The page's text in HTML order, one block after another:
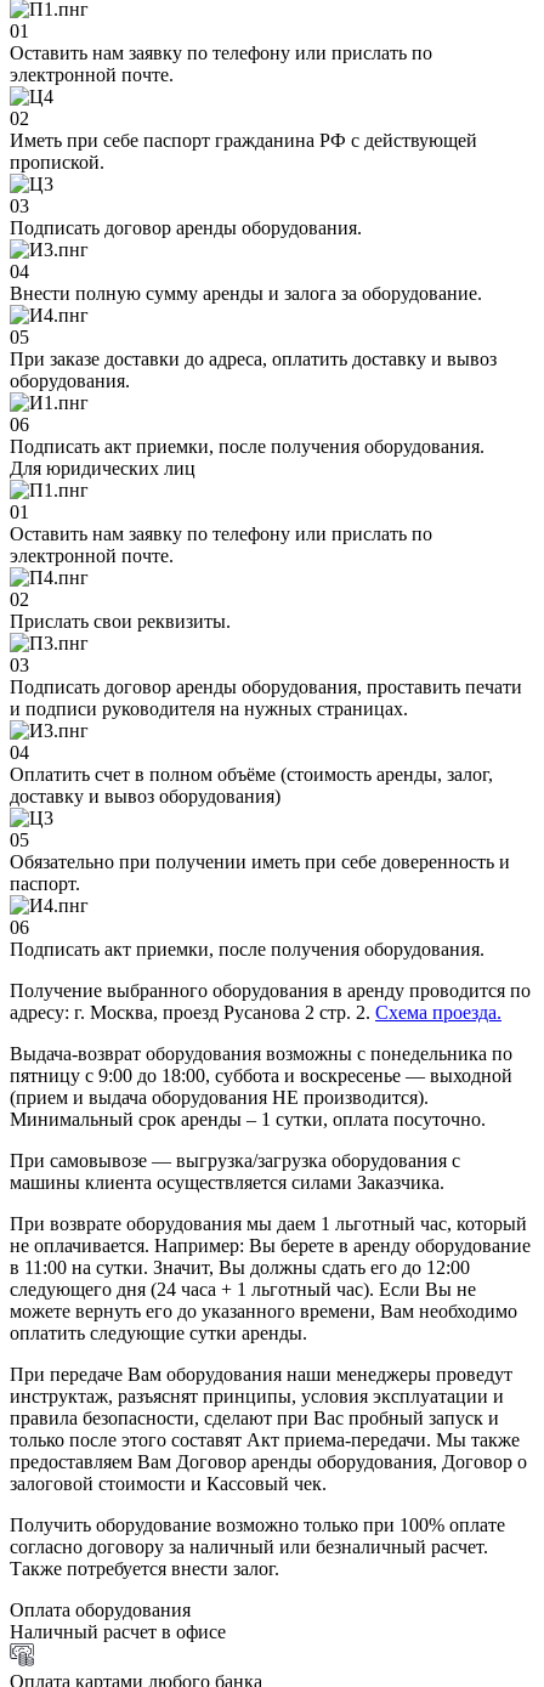
01
Оставить нам заявку по телефону или прислать по
электронной почте.
02
Иметь при себе паспорт гражданина РФ с действующей
пропиской.
03
Подписать договор аренды оборудования.
04
Внести полную сумму аренды и залога за оборудование.
05
При заказе доставки до адреса, оплатить доставку и вывоз
оборудования.
06
Подписать акт приемки, после получения оборудования.
Для юридических лиц
01
Оставить нам заявку по телефону или прислать по
электронной почте.
02
Прислать свои реквизиты.
03
Подписать договор аренды оборудования, проставить печати
и подписи руководителя на нужных страницах.
04
Оплатить счет в полном объёме (стоимость аренды, залог,
доставку и вывоз оборудования)
05
Обязательно при получении иметь при себе доверенность и
паспорт.
06
Подписать акт приемки, после получения оборудования.
Получение выбранного оборудования в аренду проводится по
адресу: г. Москва, проезд Русанова 2 стр. 2. Схема проезда.
Выдача-возврат оборудования возможны с понедельника по
пятницу с 9:00 до 18:00, суббота и воскресенье — выходной
(прием и выдача оборудования НЕ производится).
Минимальный срок аренды – 1 сутки, оплата посуточно.
При самовывозе — выгрузка/загрузка оборудования с
машины клиента осуществляется силами Заказчика.
При возврате оборудования мы даем 1 льготный час, который
не оплачивается. Например: Вы берете в аренду оборудование
в 11:00 на сутки. Значит, Вы должны сдать его до 12:00
следующего дня (24 часа + 1 льготный час). Если Вы не
можете вернуть его до указанного времени, Вам необходимо
оплатить следующие сутки аренды.
При передаче Вам оборудования наши менеджеры проведут
инструктаж, разъяснят принципы, условия эксплуатации и
правила безопасности, сделают при Вас пробный запуск и
только после этого составят Акт приема-передачи. Мы также
предоставляем Вам Договор аренды оборудования, Договор о
залоговой стоимости и Кассовый чек.
Получить оборудование возможно только при 100% оплате
согласно договору за наличный или безналичный расчет.
Также потребуется внести залог.
Оплата оборудования
Наличный расчет в офисе
Оплата картами любого банка